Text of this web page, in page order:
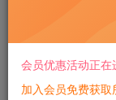
黄金会
会员优惠活动正在
加入会员免费获取